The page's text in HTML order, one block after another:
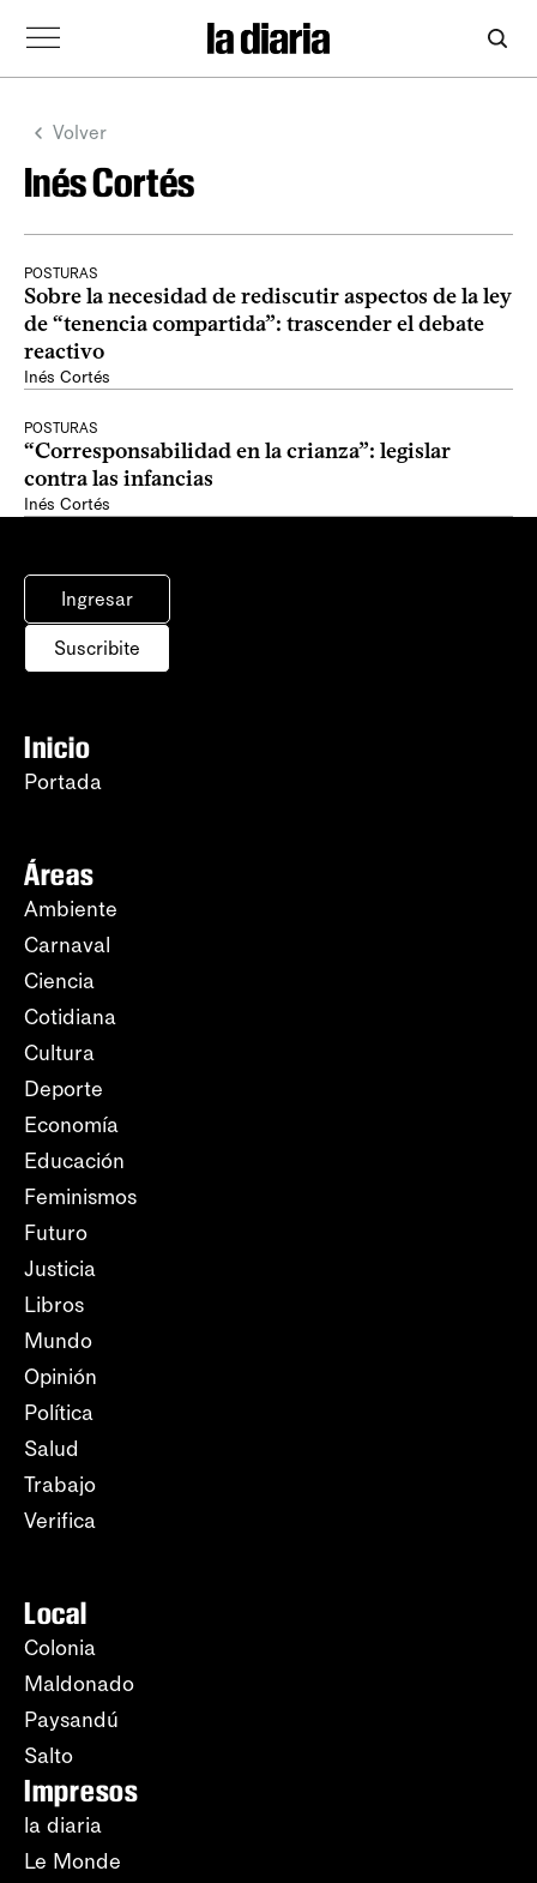
Volver
Inés Cortés
POSTURAS
Sobre la necesidad de rediscutir aspectos de la ley
de “tenencia compartida”: trascender el debate
reactivo
Inés Cortés
POSTURAS
“Corresponsabilidad en la crianza”: legislar
contra las infancias
Inés Cortés
Ingresar
Suscribite
Inicio
Portada
Áreas
Ambiente
Carnaval
Ciencia
Cotidiana
Cultura
Deporte
Economía
Educación
Feminismos
Futuro
Justicia
Libros
Mundo
Opinión
Política
Salud
Trabajo
Verifica
Local
Colonia
Maldonado
Paysandú
Salto
Impresos
la diaria
Le Monde